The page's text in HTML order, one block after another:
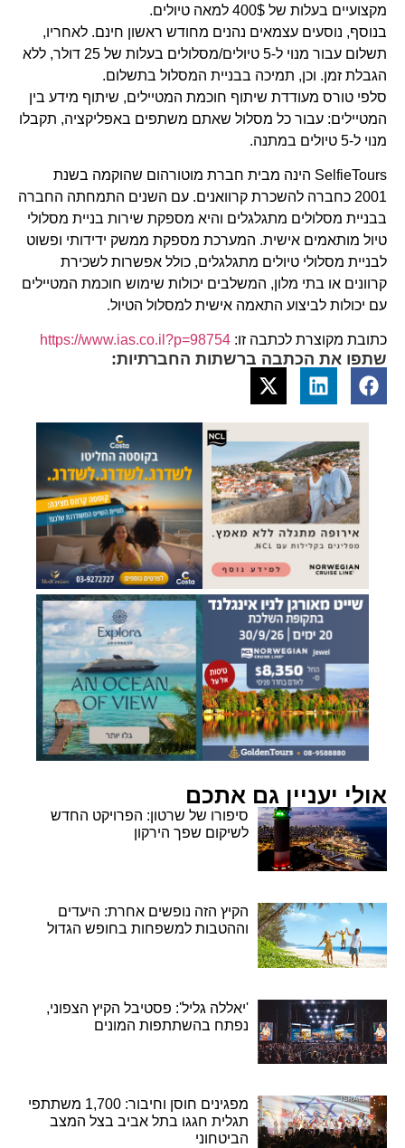
מקצועיים בעלות של 400$ למאה טיולים.
בנוסף, נוסעים עצמאים נהנים מחודש ראשון חינם. לאחריו,
תשלום עבור מנוי ל-5 טיולים/מסלולים בעלות של 25 דולר, ללא
הגבלת זמן. וכן, תמיכה בבניית המסלול בתשלום.
סלפי טורס מעודדת שיתוף חוכמת המטיילים, שיתוף מידע בין
המטיילים: עבור כל מסלול שאתם משתפים באפליקציה, תקבלו
מנוי ל-5 טיולים במתנה.
SelfieTours הינה מבית חברת מוטורהום שהוקמה בשנת
2001 כחברה להשכרת קרוואנים. עם השנים התמחתה החברה
בבניית מסלולים מתגלגלים והיא מספקת שירות בניית מסלולי
טיול מותאמים אישית. המערכת מספקת ממשק ידידותי ופשוט
לבניית מסלולי טיולים מתגלגלים, כולל אפשרות לשכירת
קרוונים או בתי מלון, המשלבים יכולות שימוש חוכמת המטיילים
עם יכולות לביצוע התאמה אישית למסלול הטיול.
כתובת מקוצרת לכתבה זו: https://www.ias.co.il?p=98754
שתפו את הכתבה ברשתות החברתיות:
אולי יעניין גם אתכם
סיפורו של שרטון: הפרויקט החדש
לשיקום שפך הירקון
הקיץ הזה נופשים אחרת: היעדים
וההטבות למשפחות בחופש הגדול
'יאללה גליל': פסטיבל הקיץ הצפוני,
נפתח בהשתתפות המונים
מפגינים חוסן וחיבור: 1,700 משתתפי
תגלית חגגו בתל אביב בצל המצב
הביטחוני